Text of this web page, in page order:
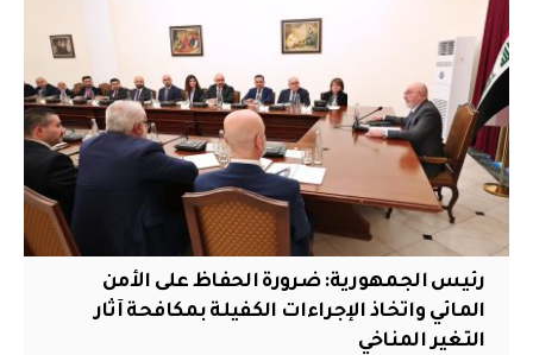
رئيس الجمهورية: ضرورة الحفاظ على الأمن
المائي واتخاذ الإجراءات الكفيلة بمكافحة آثار
التغير المناخي